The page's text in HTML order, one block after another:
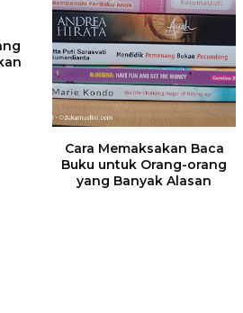
Cara Memaksakan Baca
Buku untuk Orang-orang
yang Banyak Alasan